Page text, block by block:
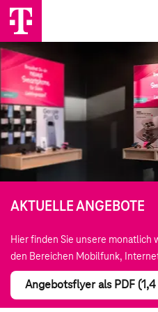
AKTUELLE ANGEBOTE
Hier finden Sie unsere monatlich
den Bereichen Mobilfunk,
Angebotsflyer als PDF